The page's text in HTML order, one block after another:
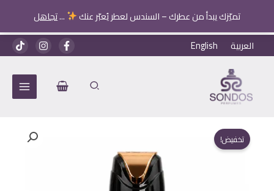
تميّزك يبدأ من عطرك – السندس لعطر يُعبّر عنك ...تجاهل
تخطي
إلى
العربية English
تخفيض!